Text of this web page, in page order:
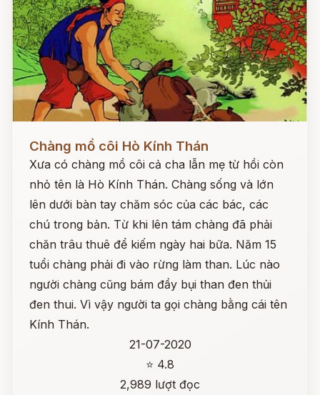
Chàng mồ côi Hò Kính Thán
Xưa có chàng mồ côi cả cha lẫn mẹ từ hồi còn
nhỏ tên là Hò Kính Thán. Chàng sống và lớn
lên dưới bàn tay chăm sóc của các bác, các
chú trong bản. Từ khi lên tám chàng đã phải
chăn trâu thuê để kiếm ngày hai bữa. Năm 15
tuổi chàng phải đi vào rừng làm than. Lúc nào
người chàng cũng bám đầy bụi than đen thủi
đen thui. Vì vậy người ta gọi chàng bằng cái tên
Kính Thán.
21-07-2020
⭐ 4.8
2,989 lượt đọc